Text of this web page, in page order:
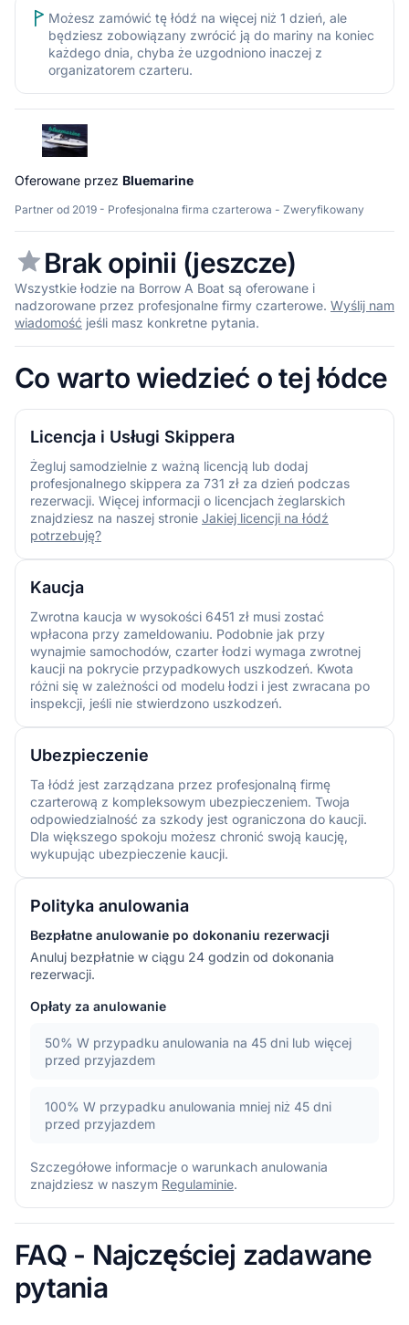
Możesz zamówić tę łódź na więcej niż 1 dzień, ale
będziesz zobowiązany zwrócić ją do mariny na koniec
każdego dnia, chyba że uzgodniono inaczej z
organizatorem czarteru.
Oferowane przez Bluemarine
Partner od 2019 - Profesjonalna firma czarterowa - Zweryfikowany
Brak opinii (jeszcze)
Wszystkie łodzie na Borrow A Boat są oferowane i
nadzorowane przez profesjonalne firmy czarterowe. Wyślij nam
wiadomość jeśli masz konkretne pytania.
Co warto wiedzieć o tej łódce
Licencja i Usługi Skippera
Żegluj samodzielnie z ważną licencją lub dodaj
profesjonalnego skippera za 731 zł za dzień podczas
rezerwacji. Więcej informacji o licencjach żeglarskich
znajdziesz na naszej stronie Jakiej licencji na łódź
potrzebuję?
Kaucja
Zwrotna kaucja w wysokości 6451 zł musi zostać
wpłacona przy zameldowaniu. Podobnie jak przy
wynajmie samochodów, czarter łodzi wymaga zwrotnej
kaucji na pokrycie przypadkowych uszkodzeń. Kwota
różni się w zależności od modelu łodzi i jest zwracana po
inspekcji, jeśli nie stwierdzono uszkodzeń.
Ubezpieczenie
Ta łódź jest zarządzana przez profesjonalną firmę
czarterową z kompleksowym ubezpieczeniem. Twoja
odpowiedzialność za szkody jest ograniczona do kaucji.
Dla większego spokoju możesz chronić swoją kaucję,
wykupując ubezpieczenie kaucji.
Polityka anulowania
Bezpłatne anulowanie po dokonaniu rezerwacji
Anuluj bezpłatnie w ciągu 24 godzin od dokonania
rezerwacji.
Opłaty za anulowanie
50% W przypadku anulowania na 45 dni lub więcej
przed przyjazdem
100% W przypadku anulowania mniej niż 45 dni
przed przyjazdem
Szczegółowe informacje o warunkach anulowania
znajdziesz w naszym Regulaminie.
FAQ - Najczęściej zadawane
pytania